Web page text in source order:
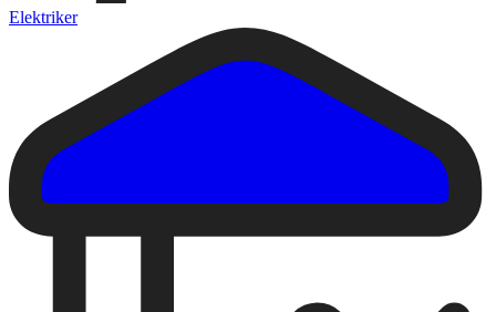
Elektriker